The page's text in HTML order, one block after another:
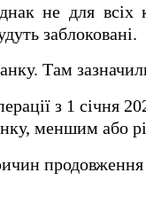
не для
заблоковані.
Там
з 1 січня
меншим або
продовження